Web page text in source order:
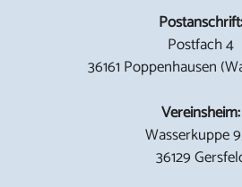
Postanschrift:
Postfach 4
36161 Poppenhausen
Vereinsheim:
Wasserkuppe
36129